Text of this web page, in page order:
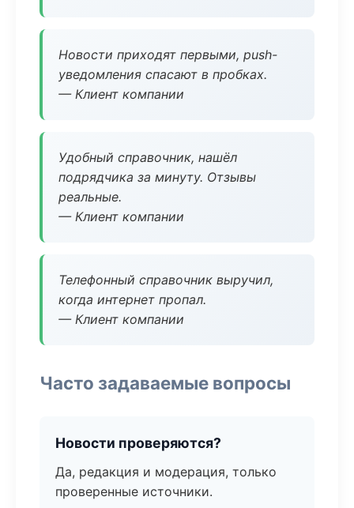
Новости приходят первыми, push-
уведомления спасают в пробках.
— Клиент компании
Удобный справочник, нашёл
подрядчика за минуту. Отзывы
реальные.
— Клиент компании
Телефонный справочник выручил,
когда интернет пропал.
— Клиент компании
Часто задаваемые вопросы
Новости проверяются?
Да, редакция и модерация, только
проверенные источники.